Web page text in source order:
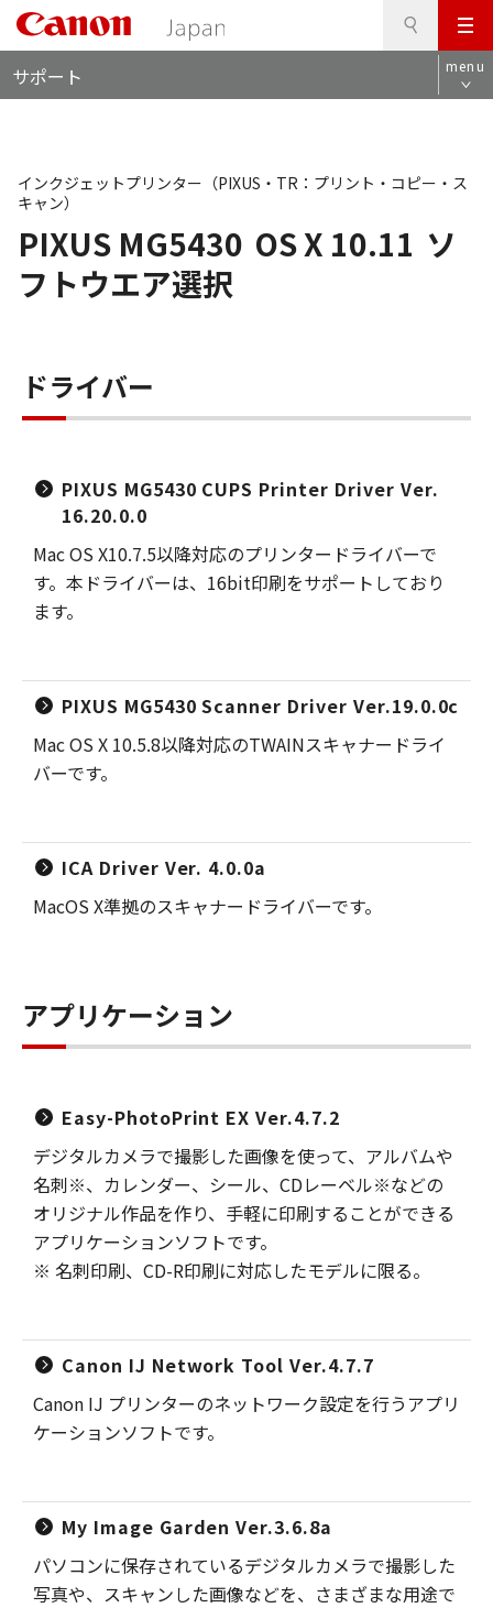
メ
ニ
ュ
サポート menu
PIXUS MG5430 OS X 10.11 ソ
フトウエア選択
インクジェットプリンター（PIXUS・TR：プリント・コピー・ス
キャン）
ドライバー
PIXUS MG5430 CUPS Printer Driver Ver.
16.20.0.0
Mac OS X10.7.5以降対応のプリンタードライバーで
す。本ドライバーは、16bit印刷をサポートしており
ます。
PIXUS MG5430 Scanner Driver Ver.19.0.0c
Mac OS X 10.5.8以降対応のTWAINスキャナードライ
バーです。
ICA Driver Ver. 4.0.0a
MacOS X準拠のスキャナードライバーです。
アプリケーション
Easy-PhotoPrint EX Ver.4.7.2
デジタルカメラで撮影した画像を使って、アルバムや
名刺※、カレンダー、シール、CDレーベル※などの
オリジナル作品を作り、手軽に印刷することができる
アプリケーションソフトです。
※ 名刺印刷、CD-R印刷に対応したモデルに限る。
Canon IJ Network Tool Ver.4.7.7
Canon IJ プリンターのネットワーク設定を行うアプリ
ケーションソフトです。
My Image Garden Ver.3.6.8a
パソコンに保存されているデジタルカメラで撮影した
写真や、スキャンした画像などを、さまざまな用途で